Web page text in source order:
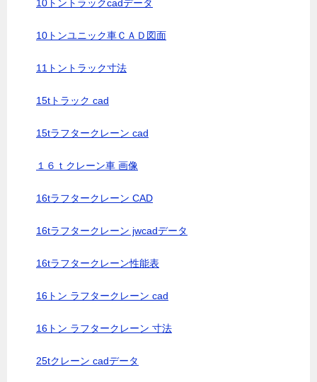
10トントラックcadデータ
10トンユニック車ＣＡＤ図面
11トントラック寸法
15tトラック cad
15tラフタークレーン cad
１６ｔクレーン車 画像
16tラフタークレーン CAD
16tラフタークレーン jwcadデータ
16tラフタークレーン性能表
16トン ラフタークレーン cad
16トン ラフタークレーン 寸法
25tクレーン cadデータ